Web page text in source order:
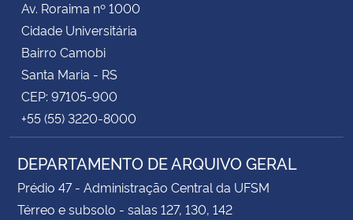
Av. Roraima nº 1000
Cidade Universitária
Bairro Camobi
Santa Maria - RS
CEP: 97105-900
+55 (55) 3220-8000
DEPARTAMENTO DE ARQUIVO GERAL
Prédio 47 - Administração Central da UFSM
Térreo e subsolo - salas 127, 130, 142